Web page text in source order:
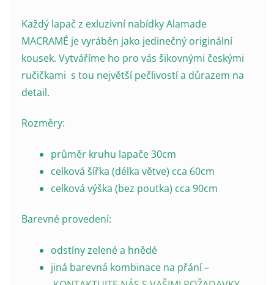
Každý lapač z exluzivní nabídky Alamade
MACRAMÉ je vyráběn jako jedinečný originální
kousek. Vytváříme ho pro vás šikovnými českými
ručičkami s tou největší pečlivostí a důrazem na
detail.
Rozměry:
průměr kruhu lapače 30cm
celková šířka (délka větve) cca 60cm
celková výška (bez poutka) cca 90cm
Barevné provedení:
odstíny zelené a hnědé
jiná barevná kombinace na přání –